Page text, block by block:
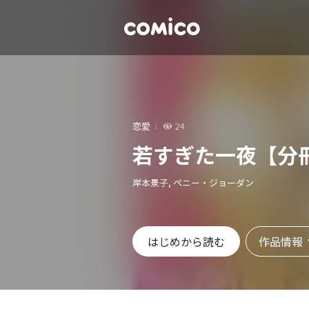
恋愛 24
若すぎた一夜【分
岸本景子, ペニー・ジョーダン
はじめから読む 作品情報